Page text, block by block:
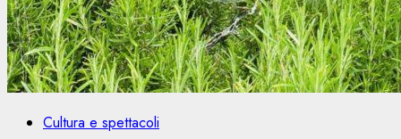
Cultura e spettacoli